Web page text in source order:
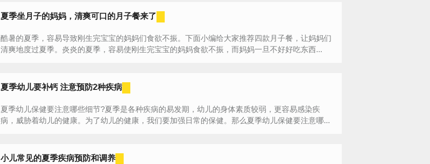
夏季坐月子的妈妈，清爽可口的月子餐来了
酷暑的夏季，容易导致刚生完宝宝的妈妈们食欲不振。下面小编给大家推荐四款月子餐，让妈妈们
清爽地度过夏季。炎炎的夏季，容易使刚生完宝宝的妈妈食欲不振，而妈妈一旦不好好吃东西...
夏季幼儿要补钙 注意预防2种疾病
夏季幼儿保健要注意哪些细节?夏季是各种疾病的易发期，幼儿的身体素质较弱，更容易感染疾
病，威胁着幼儿的健康。为了幼儿的健康，我们要加强日常的保健。那么夏季幼儿保健要注意哪...
小儿常见的夏季疾病预防和调养